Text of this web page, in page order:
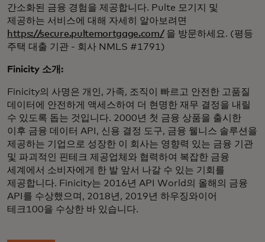
간소화된 금융 경험을 제공합니다. Pulte 모기지 및
제공하는 서비스에 대해 자세히 알아보려면
https://secure.pultemortgage.com/을 방문하세요. (평등
주택 대출 기관 - 회사 NMLS #1791)
Finicity 소개:
Finicity의 사명은 개인, 가족, 조직이 빠르고 안전한 고품질
데이터에 안전하게 액세스하여 더 현명한 재무 결정을 내릴
수 있도록 돕는 것입니다. 2000년 첫 금융 상품을 출시한
이후 금융 데이터 API, 신용 결정 도구, 금융 웰니스 솔루션을
제공하는 기업으로 성장한 이 회사는 영향력 있는 금융 기관
및 파괴적인 핀테크 제공업체와 협력하여 복잡한 금융
세계에서 소비자에게 한 발 앞서 나갈 수 있는 기회를
제공합니다. Finicity는 2016년 API World의 올해의 금융
API를 수상했으며, 2018년, 2019년 하우징와이어
테크100을 수상한 바 있습니다.